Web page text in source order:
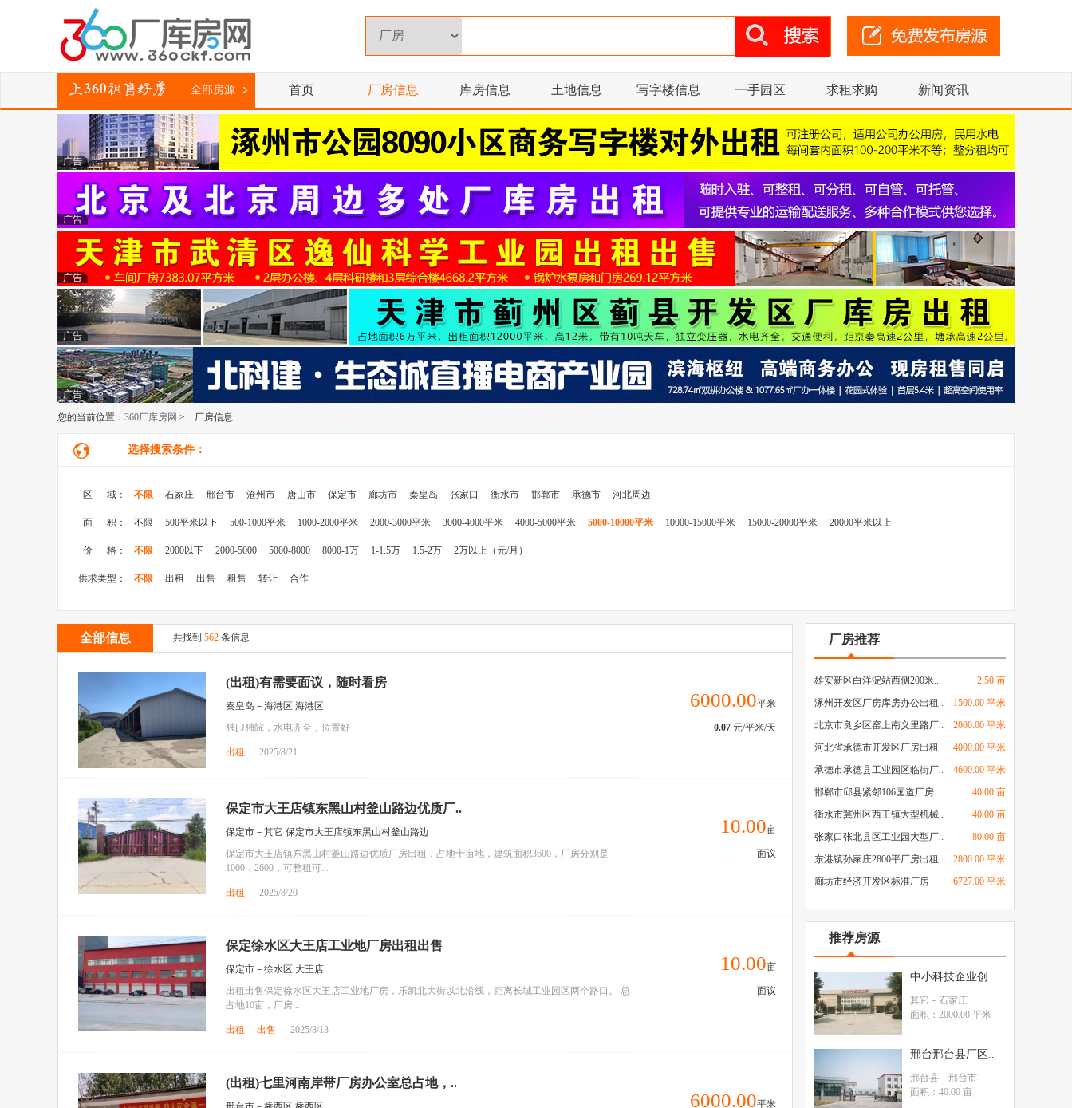
全部房源 首页 厂房信息 库房信息 土地信息 写字楼信息 一手园区 求租求购 新闻资讯
广告
广告
广告
广告
广告
您的当前位置： 360厂库房网 > 厂房信息
选择搜索条件：
区 域： 不限 石家庄 邢台市 沧州市 唐山市 保定市 廊坊市 秦皇岛 张家口 衡水市 邯郸市 承德市 河北周边
面 积： 不限 500平米以下 500-1000平米 1000-2000平米 2000-3000平米 3000-4000平米 4000-5000平米 5000-10000平米 10000-15000平米 15000-20000平米 20000平米以上
价 格： 不限 2000以下 2000-5000 5000-8000 8000-1万 1-1.5万 1.5-2万 2万以上（元/月）
供求类型： 不限 出租 出售 租售 转让 合作
全部信息 共找到 562 条信息
(出租)有需要面议，随时看房
秦皇岛－海港区 海港区
独[ J独院，水电齐全，位置好
出租 2025/8/21
6000.00平米
0.07 元/平米/天
保定市大王店镇东黑山村釜山路边优质厂..
保定市－其它 保定市大王店镇东黑山村釜山路边
保定市大王店镇东黑山村釜山路边优质厂房出租，占地十亩地，建筑面积3600，厂房分别是
1000，2600，可整租可...
出租 2025/8/20
10.00亩
面议
保定徐水区大王店工业地厂房出租出售
保定市－徐水区 大王店
出租出售保定徐水区大王店工业地厂房，乐凯北大街以北沿线，距‌‌离长城工业园区两个路口。 总
占地10亩，厂房...
出租 出售 2025/8/13
10.00亩
面议
(出租)七里河南岸带厂房办公室总占地，..
6000.00平米
厂房推荐
雄安新区白洋淀站西侧200米..
2.50 亩
涿州开发区厂房库房办公出租..
1500.00 平米
北京市良乡区窑上南义里路厂..
2000.00 平米
河北省承德市开发区厂房出租
4000.00 平米
承德市承德县工业园区临街厂..
4600.00 平米
邯郸市邱县紧邻106国道厂房..
40.00 亩
衡水市冀州区西王镇大型机械..
40.00 亩
张家口张北县区工业园大型厂..
80.00 亩
东港镇孙家庄2800平厂房出租
2800.00 平米
廊坊市经济开发区标准厂房
6727.00 平米
推荐房源
中小科技企业创..
其它 －石家庄
面积：2000.00 平米
邢台邢台县厂区..
邢台县 －邢台市
面积：40.00 亩